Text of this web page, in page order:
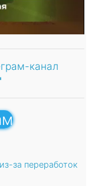
канал
за переработок